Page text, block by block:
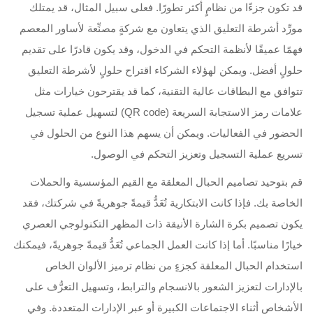
قد تكون جزءًا من نظامٍ أكثر تطورًا. فعلى سبيل المثال، قد يمتلك
مورِّد أشرطة التعليق الذي يتعاون مع شركةٍ مصنِّعة لأساور المعصم
فهمًا عميقًا لأنظمة التحكم في الدخول، وقد يكون قادرًا على تقديم
حلولٍ أفضل. ويمكن لهؤلاء الشركاء اقتراح حلولٍ لأشرطة التعليق
تتوافق مع البطاقات عالية التقنية، كما قد يقترحون خيارات مثل
علامات رمز الاستجابة السريعة (QR code) لتسهيل عملية تسجيل
الحضور في الفعاليات. ويمكن أن يسهم هذا النوع من الحلول في
تسريع عملية التسجيل وتعزيز التحكم في الوصول.
قم بتوحيد تصاميم الحبال المعلقة مع القيم المؤسسية والحملات
الخاصة بك. فإذا كانت الابتكارية تُعَدُّ قيمةً جوهريةً في شركتك، فقد
يكون تصميم بكرة الشارة الأنيقة ذات المظهر التكنولوجي العصري
خيارًا مناسبًا. أما إذا كانت العمل الجماعي تُعَدُّ قيمةً جوهريةً، فيمكنك
استخدام الحبال المعلقة كجزءٍ من نظام ترميز الألوان الخاص
بالإدارات لتعزيز الشعور بالانسجام والترابط، وتسهيل التعرُّف على
الأشخاص أثناء الاجتماعات الكبيرة أو عبر الإدارات المتعددة. وفي